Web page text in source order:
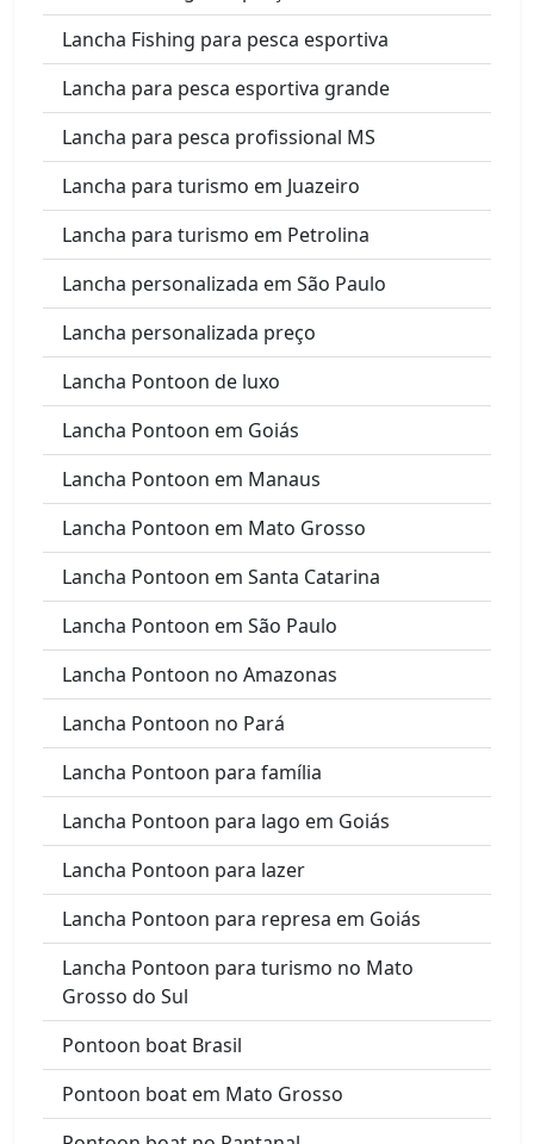
Lancha Fishing para pesca esportiva
Lancha para pesca esportiva grande
Lancha para pesca profissional MS
Lancha para turismo em Juazeiro
Lancha para turismo em Petrolina
Lancha personalizada em São Paulo
Lancha personalizada preço
Lancha Pontoon de luxo
Lancha Pontoon em Goiás
Lancha Pontoon em Manaus
Lancha Pontoon em Mato Grosso
Lancha Pontoon em Santa Catarina
Lancha Pontoon em São Paulo
Lancha Pontoon no Amazonas
Lancha Pontoon no Pará
Lancha Pontoon para família
Lancha Pontoon para lago em Goiás
Lancha Pontoon para lazer
Lancha Pontoon para represa em Goiás
Lancha Pontoon para turismo no Mato
Grosso do Sul
Pontoon boat Brasil
Pontoon boat em Mato Grosso